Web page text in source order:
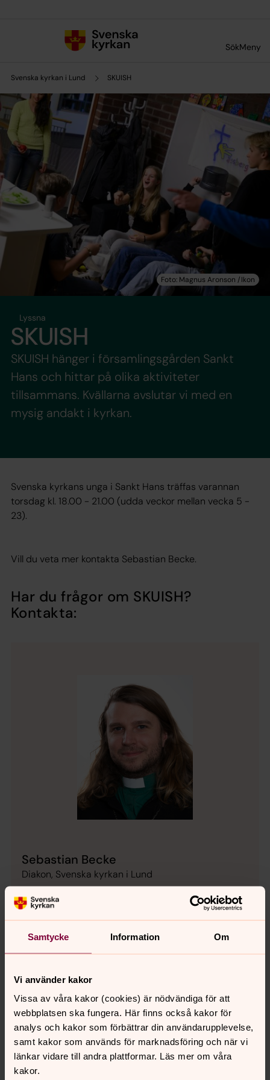
Samtycke Information Om
Vi använder kakor
Vissa av våra kakor (cookies) är nödvändiga för att
webbplatsen ska fungera. Här finns också kakor för
analys och kakor som förbättrar din användarupplevelse,
samt kakor som används för marknadsföring och när vi
länkar vidare till andra plattformar. Läs mer om våra
kakor.
SökMeny
Svenska kyrkan i Lund SKUISH
Lyssna
SKUISH
SKUISH hänger i församlingsgården Sankt
Hans och hittar på olika aktiviteter
tillsammans. Kvällarna avslutar vi med en
mysig andakt i kyrkan.
Svenska kyrkans unga i Sankt Hans träffas varannan
torsdag kl. 18.00 - 21.00 (udda veckor mellan vecka 5 -
23).
Vill du veta mer kontakta Sebastian Becke.
Har du frågor om SKUISH?
Kontakta:
Sebastian Becke
Diakon, Svenska kyrkan i Lund
Direkt:046 - 71 87 82
E-post: sebastian.becke@svenskakyrkan.se
Hitta till Sankt Hans kyrka
Besöksadress:
Fäladstorget 32
226 58 Lund
Hur du tar dig hit:
Stadsbuss linje 5 mot Annehem.